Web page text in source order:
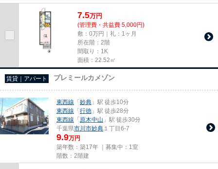
7.5万円
(管理費・共益費 5,000円)
敷：0万円｜礼：1ヶ月
所在階：2階
間取り：1K
面積：22.52㎡
賃貸｜アパート プレミールカメゾン
東西線 「妙典 」駅 徒歩10分
東西線 「行徳 」駅 徒歩28分
東西線 「原木中山 」駅 徒歩30分
千葉県市川市妙典 １丁目6-7
9.9万円
築年数：築17年 ｜募集中： 1室
階数：2階建